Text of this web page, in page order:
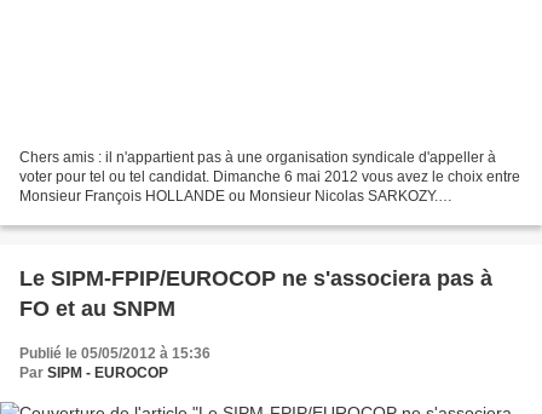
Chers amis : il n'appartient pas à une organisation syndicale d'appeller à
voter pour tel ou tel candidat. Dimanche 6 mai 2012 vous avez le choix entre
Monsieur François HOLLANDE ou Monsieur Nicolas SARKOZY.
Le SIPM-FPIP/EUROCOP ne s'associera pas à
FO et au SNPM
Publié le 05/05/2012 à 15:36
Par SIPM - EUROCOP